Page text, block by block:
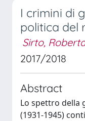
I crimini di
politica del
Sirto,
2017/2018
Abstract
Lo spettro della
(1931-1945)